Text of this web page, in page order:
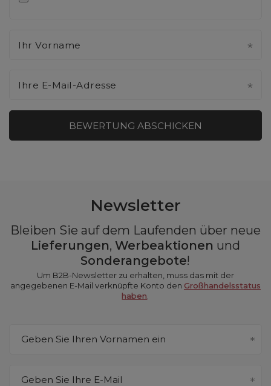
Ihr Vorname
Ihre E-Mail-Adresse
BEWERTUNG ABSCHICKEN
Newsletter
Bleiben Sie auf dem Laufenden über neue
Lieferungen, Werbeaktionen und
Sonderangebote!
Um B2B-Newsletter zu erhalten, muss das mit der
angegebenen E-Mail verknüpfte Konto den Großhandelsstatus
haben
Geben Sie Ihren Vornamen ein
Geben Sie Ihre E-Mail